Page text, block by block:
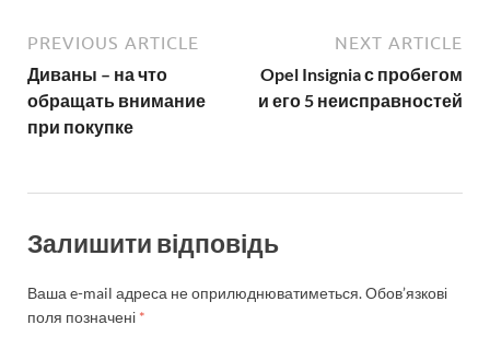
PREVIOUS ARTICLE
Диваны – на что
обращать внимание
при покупке
NEXT ARTICLE
Opel Insignia с пробегом
и его 5 неисправностей
Залишити відповідь
Ваша e-mail адреса не оприлюднюватиметься.Обов’язкові
поля позначені *